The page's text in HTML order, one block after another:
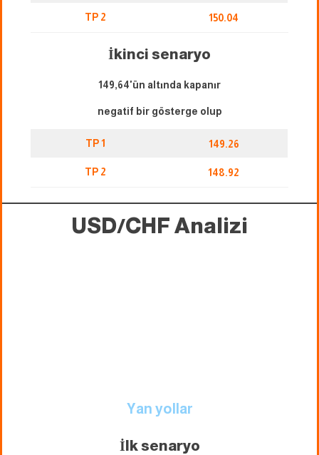
TP 2 150.04
İkinci senaryo
149,64'ün altında kapanır
negatif bir gösterge olup
TP 1 149.26
TP 2 148.92
USD/CHF Analizi
Yan yollar
İlk senaryo